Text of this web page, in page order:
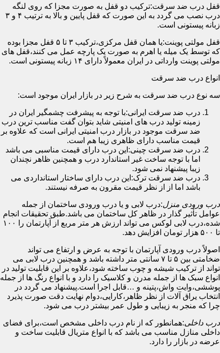
قفل درب ضد سرقت:ترکیب دو قفل به صورت مجزا که روی لنگه
درب نصب می گردد به این صورت که قفل پایین و بالا به ترتیب ۴ و ۳
زبانه پیستونی است.
قفل مولتی پوینت:یا همان قفل مرکزی،ترکیب ۳ تا ۵ قفل مجزا بوده
که توسط یک میله یا اهرم به صورت یک پارچه عمل می کنند،قفل های
مولتی پوینت وارداتی در ایران معمولاً دارای ۱۴ زبانه پیستونی است.
انواع درب ضد سرقت
سه نوع درب ضد سرقت به شرح زیر در بازار ایران موجود است:
درب ضد سرقت ایرانی:با توجه به پیشرفت چشمگیر ایران در
زمینه تولید درب های امنیتی شاید بتوان گفت مناسب ترین درب
ضد سرقت موجود در بازار درب امنیتی ایرانی است که علاوه بر
قیمت مناسب دارای ظاهری زیبا هم است.
درب ضد سرقت چینی:این درب دارای قیمت مناسبی می باشد
اما با توجه ساخت غیر استاندارد درب و همچنین ظاهر نچندان
زیبا پیشنهاد نمی شود.
درب ضد سرقت ترک:این درب دارای ساختار استانداردی می
باشد اما از از نظر قیمت مقرون به صرفه نیستند.
درب ورودی منزل:درب لابی و یا درب ورودی ساختمان از جمله
عوامل تأثیر گذار در ظاهر کل ساختمان می باشد.طبق تحقیقات انجام
شده،درب لابی لوکس می تواند ارزش هر متر مربع از آپارتمان را ۱۰۰
تا ۵۰۰ هزار تومان افزایش دهد.
اصولاً درب ورودی آپارتمان با توجه به عرض و ارتفاع می تواند
ضخامتی بین ۵ تا ۷ سانتی متر داشته باشد و همچنین درب لابی می
تواند از ترکیب شیشه و چوب ساخته شود،علاوه بر این قابلیت تولید در
انواع سبک ها از جمله مدرن و کلاسیک را دارد و با انواع رنگ ها از جمله
پوششی،وایت واش،پتینه و …قابل اجرا است.پیشنهاد می گردد در
انتخاب یراق آلات از نظر ظاهر،کارایی،دوام نهایت دقت صورت پذیرد
چرا که منجر به زیبایی و طول عمر بیشتر درب می شود.
درب داخلی:همانطور که از نام درب داخلی مشخص است،برای فضای
داخلی منازل مناسب می باشد که با انواع متریال قابلیت ساخت و
عرضه در بازار را دارد.